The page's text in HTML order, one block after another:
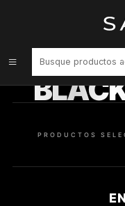
Banda Arm Songz Band
PRODUCTOS